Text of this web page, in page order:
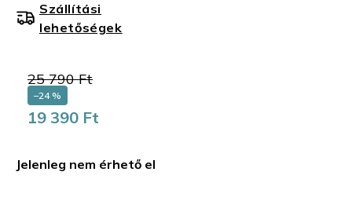
25 790 Ft
–24 %
19 390 Ft
Jelenleg nem érhető el
Szállítási
lehetőségek